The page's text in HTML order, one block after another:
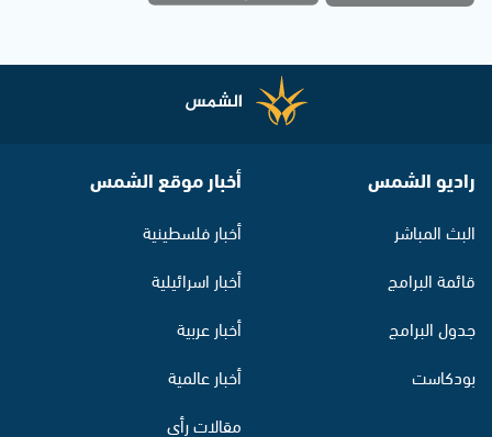
راديو الشمس
البث المباشر
قائمة البرامج
جدول البرامج
بودكاست
أخبار موقع الشمس
أخبار فلسطينية
أخبار اسرائيلية
أخبار عربية
أخبار عالمية
مقالات رأي